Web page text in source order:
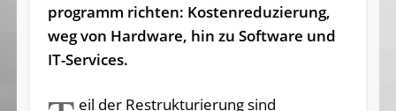
programm richten: Kosten­re­du­zier­ung,
weg von Hard­ware, hin zu ­Soft­ware und
IT-Services.
eil der Restrukturierung sind